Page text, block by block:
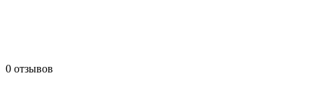
0 отзывов